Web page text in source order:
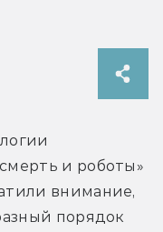
и роботы»
внимание,
порядок